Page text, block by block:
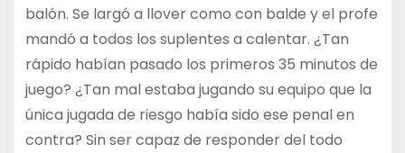
balón. Se largó a llover como con balde y el profe
mandó a todos los suplentes a calentar. ¿Tan
rápido habían pasado los primeros 35 minutos de
juego? ¿Tan mal estaba jugando su equipo que la
única jugada de riesgo había sido ese penal en
contra? Sin ser capaz de responder del todo